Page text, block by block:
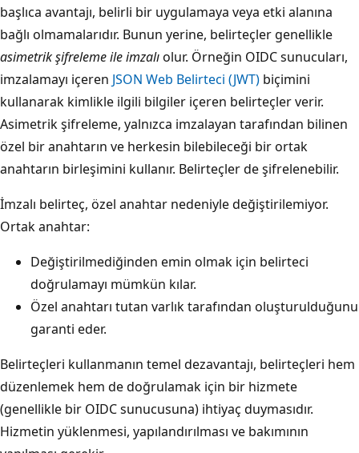
başlıca avantajı, belirli bir uygulamaya veya etki alanına
bağlı olmamalarıdır. Bunun yerine, belirteçler genellikle
asimetrik şifreleme ile imzalıolur. Örneğin OIDC sunucuları,
imzalamayı içeren JSON Web Belirteci (JWT) biçimini
kullanarak kimlikle ilgili bilgiler içeren belirteçler verir.
Asimetrik şifreleme, yalnızca imzalayan tarafından bilinen
özel bir anahtarın ve herkesin bilebileceği bir ortak
anahtarın birleşimini kullanır. Belirteçler de şifrelenebilir.
İmzalı belirteç, özel anahtar nedeniyle değiştirilemiyor.
Ortak anahtar:
Değiştirilmediğinden emin olmak için belirteci
doğrulamayı mümkün kılar.
Özel anahtarı tutan varlık tarafından oluşturulduğunu
garanti eder.
Belirteçleri kullanmanın temel dezavantajı, belirteçleri hem
düzenlemek hem de doğrulamak için bir hizmete
(genellikle bir OIDC sunucusuna) ihtiyaç duymasıdır.
Hizmetin yüklenmesi, yapılandırılması ve bakımının